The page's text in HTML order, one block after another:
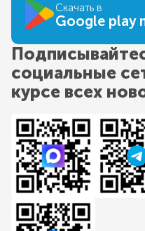
Скачать в
Google play
социальные
курсе всех